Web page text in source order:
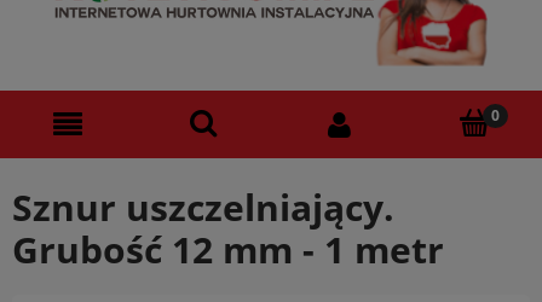
Sznur uszczelniający.
Grubość 12 mm - 1 metr